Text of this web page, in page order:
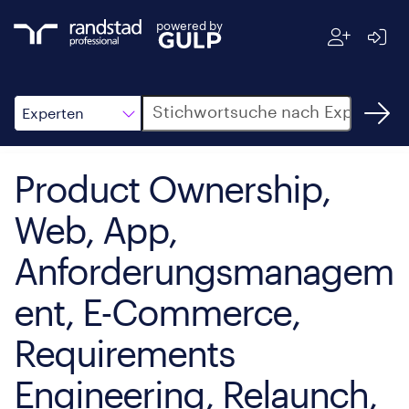
powered by
Experten
Suche
Product Ownership,
Web, App,
Anforderungsmanagem
ent, E-Commerce,
Requirements
Engineering, Relaunch,